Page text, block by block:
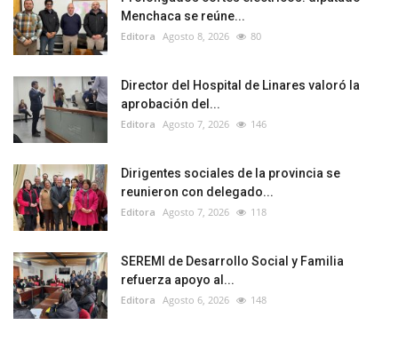
Menchaca se reúne...
Editora Agosto 8, 2026 80
Director del Hospital de Linares valoró la
aprobación del...
Editora Agosto 7, 2026 146
Dirigentes sociales de la provincia se
reunieron con delegado...
Editora Agosto 7, 2026 118
SEREMI de Desarrollo Social y Familia
refuerza apoyo al...
Editora Agosto 6, 2026 148